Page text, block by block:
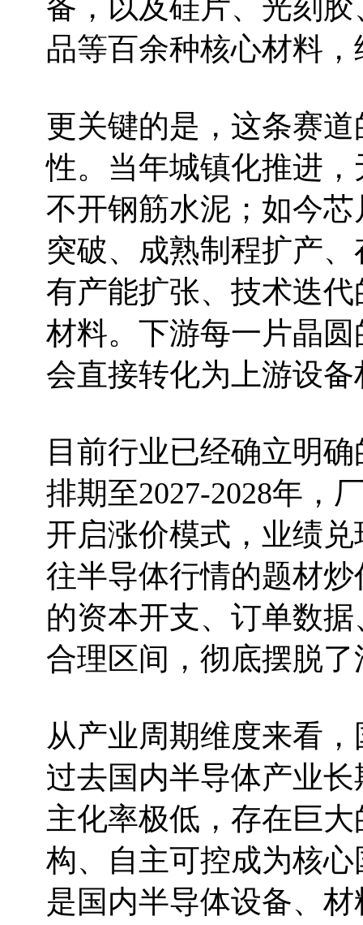
备，以及硅片、光刻
品等百余种核心材料
更关键的是，这条赛
性。当年城镇化推进
不开钢筋水泥；如今
突破、成熟制程扩产
有产能扩张、技术迭
材料。下游每一片晶
会直接转化为上游设
目前行业已经确立明
排期至2027-2028年，
开启涨价模式，业绩
往半导体行情的题材
的资本开支、订单数
合理区间，彻底摆脱
从产业周期维度来看
过去国内半导体产业
主化率极低，存在巨
构、自主可控成为核
是国内半导体设备、